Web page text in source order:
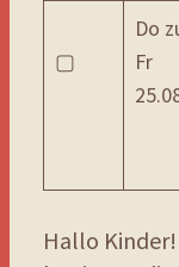
▢
Do
Fr
Hallo